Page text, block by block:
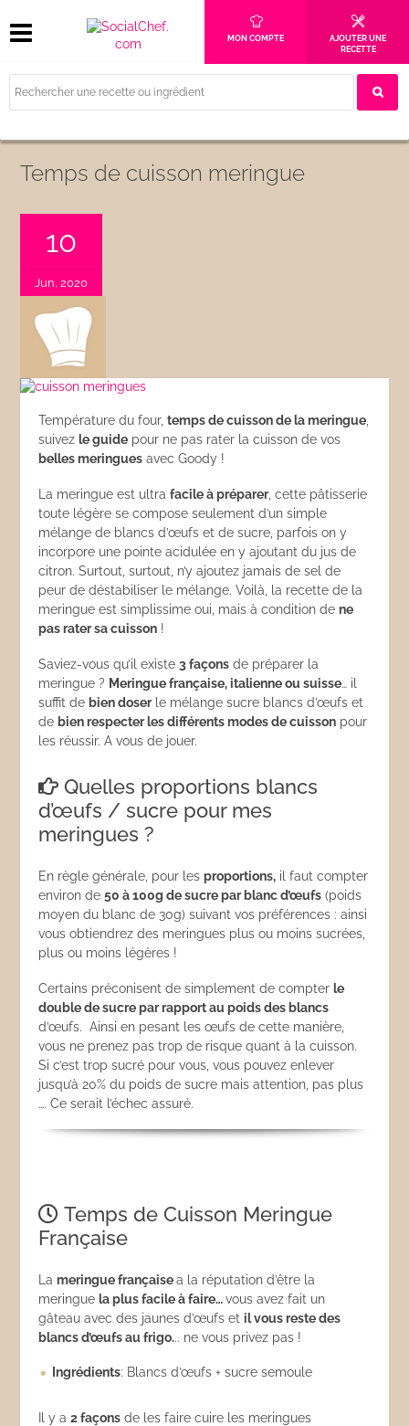
MON COMPTE
AJOUTER UNE
RECETTE
Temps de cuisson meringue
10
Jun, 2020
Température du four,temps de cuisson de la meringue
suivez le guide pour ne pas rater la cuisson de vos
belles meringues avec Goody !
La meringue est ultrafacile à préparer, cette pâtisserie
toute légère se compose seulement d’un simple
mélange de blancs d’œufs et de sucre, parfois on y
incorpore une pointe acidulée en y ajoutant du jus de
citron. Surtout, surtout, n’y ajoutez jamais de sel de
peur de déstabiliser le mélange. Voilà, la recette de la
meringue est simplissime oui, mais à condition dene
pas rater sa cuisson !
Saviez-vous qu’il existe3 façons de préparer la
meringue ? Meringue française, italienne ou suisse… il
suffit de bien doserle mélange sucre blancs d’œufs et
de bien respecter les différents modes de cuisson pour
les réussir. A vous de jouer.
Quelles proportions blancs
d’œufs / sucre pour mes
meringues ?
En règle générale, pour lesproportions, il faut compter
environ de50 à 100g de sucre par blanc d’œufs (poids
moyen du blanc de 30g) suivant vos préférences : ainsi
vous obtiendrez des meringues plus ou moins sucrées,
plus ou moins légères !
Certains préconisent de simplement de compter le
double de sucre par rapport au poids des blancs
d’œufs. Ainsi en pesant les œufs de cette manière,
vous ne prenez pas trop de risque quant à la cuisson.
Si c’est trop sucré pour vous, vous pouvez enlever
jusqu’à 20% du poids de sucre mais attention, pas plus
…. Ce serait l’échec assuré.
Temps de Cuisson Meringue
Française
Lameringue françaisea la réputation d’être la
meringue la plus facile à faire…vous avez fait un
gâteau avec des jaunes d’œufs etil vous reste des
blancs d’œufs au frigo... ne vous privez pas !
Ingrédients: Blancs d’œufs + sucre semoule
Il y a2 façons de les faire cuire les meringues